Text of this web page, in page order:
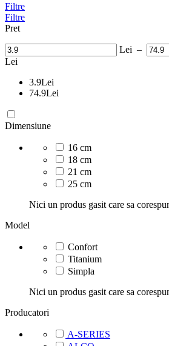
Filtre
Filtre
Pret
Lei –
Lei
3.9Lei
74.9Lei
Dimensiune
16 cm
18 cm
21 cm
25 cm
Nici un produs gasit care sa
Model
Confort
Titanium
Simpla
Nici un produs gasit care sa
Producatori
A-SERIES